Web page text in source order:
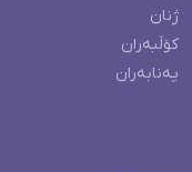
ژنان
کۆڵبەران
پەنابەران